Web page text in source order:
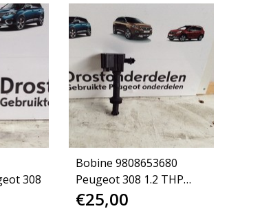
9671214580 Peugeot 308
Bobine 9808653680
Peugeot 308 1.2 THP
130pk
€25,00